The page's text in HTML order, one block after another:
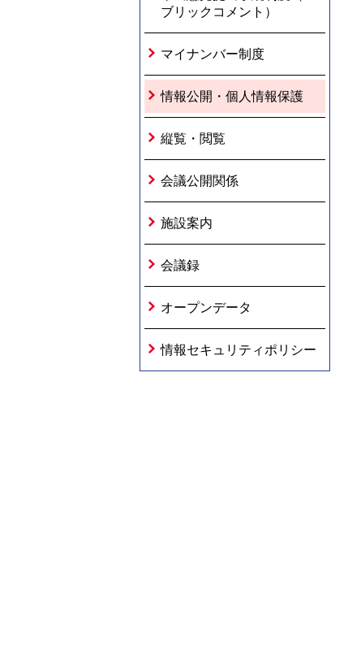
ブリックコメント）
マイナンバー制度
情報公開・個人情報保護
縦覧・閲覧
会議公開関係
施設案内
会議録
オープンデータ
情報セキュリティポリシー